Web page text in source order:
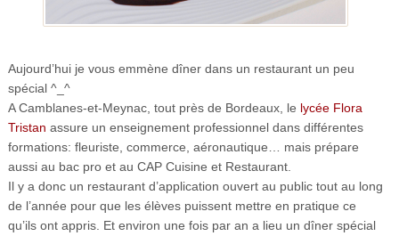
Aujourd’hui je vous emmène dîner dans un restaurant un peu
spécial ^_^
A Camblanes-et-Meynac, tout près de Bordeaux, le lycée Flora
Tristan assure un enseignement professionnel dans différentes
formations: fleuriste, commerce, aéronautique… mais prépare
aussi au bac pro et au CAP Cuisine et Restaurant.
Il y a donc un restaurant d’application ouvert au public tout au long
de l’année pour que les élèves puissent mettre en pratique ce
qu’ils ont appris. Et environ une fois par an a lieu un dîner spécial